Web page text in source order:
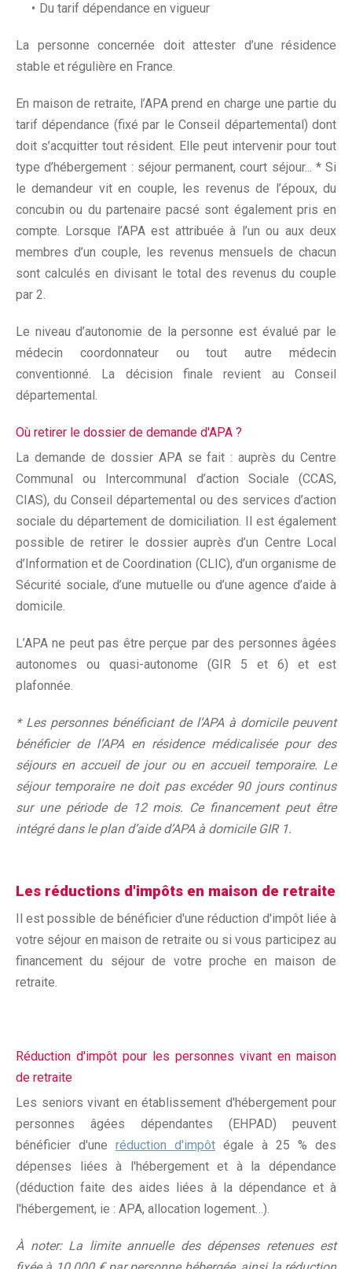
Du tarif dépendance en vigueur
La personne concernée doit attester d’une résidence
stable et régulière en France.
En maison de retraite, l’APA prend en charge une partie du
tarif dépendance (fixé par le Conseil départemental) dont
doit s’acquitter tout résident. Elle peut intervenir pour tout
type d’hébergement : séjour permanent, court séjour... * Si
le demandeur vit en couple, les revenus de l’époux, du
concubin ou du partenaire pacsé sont également pris en
compte. Lorsque l’APA est attribuée à l’un ou aux deux
membres d’un couple, les revenus mensuels de chacun
sont calculés en divisant le total des revenus du couple
par 2.
Le niveau d’autonomie de la personne est évalué par le
médecin coordonnateur ou tout autre médecin
conventionné. La décision finale revient au Conseil
départemental.
Où retirer le dossier de demande d'APA ?
La demande de dossier APA se fait : auprès du Centre
Communal ou Intercommunal d’action Sociale (CCAS,
CIAS), du Conseil départemental ou des services d’action
sociale du département de domiciliation. Il est également
possible de retirer le dossier auprès d’un Centre Local
d’Information et de Coordination (CLIC), d’un organisme de
Sécurité sociale, d’une mutuelle ou d’une agence d’aide à
domicile.
L’APA ne peut pas être perçue par des personnes âgées
autonomes ou quasi-autonome (GIR 5 et 6) et est
plafonnée.
* Les personnes bénéficiant de l’APA à domicile peuvent
bénéficier de l’APA en résidence médicalisée pour des
séjours en accueil de jour ou en accueil temporaire. Le
séjour temporaire ne doit pas excéder 90 jours continus
sur une période de 12 mois. Ce financement peut être
intégré dans le plan d’aide d’APA à domicile GIR 1.
Les réductions d'impôts en maison de retraite
Il est possible de bénéficier d'une réduction d'impôt liée à
votre séjour en maison de retraite ou si vous participez au
financement du séjour de votre proche en maison de
retraite.
Réduction d'impôt pour les personnes vivant en maison
de retraite
Les seniors vivant en établissement d'hébergement pour
personnes âgées dépendantes (EHPAD) peuvent
bénéficier d'une réduction d'impôt égale à 25 % des
dépenses liées à l'hébergement et à la dépendance
(déduction faite des aides liées à la dépendance et à
l'hébergement, ie : APA, allocation logement…).
À noter: La limite annuelle des dépenses retenues est